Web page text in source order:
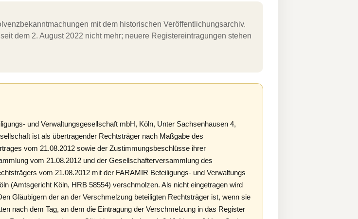
mit dem historischen Veröffentlichungsarchiv.
dem 2. August 2022 nicht mehr; neuere Registereintragungen stehen
und Verwaltungsgesellschaft mbH, Köln, Unter Sachsenhausen 4,
ist als übertragender Rechtsträger nach Maßgabe des
vom 21.08.2012 sowie der Zustimmungsbeschlüsse ihrer
vom 21.08.2012 und der Gesellschafterversammlung des
vom 21.08.2012 mit der FARAMIR Beteiligungs- und Verwaltungs
(Amtsgericht Köln, HRB 58554) verschmolzen. Als nicht eingetragen wird
Gläubigern der an der Verschmelzung beteiligten Rechtsträger ist, wenn sie
nach dem Tag, an dem die Eintragung der Verschmelzung in das Register